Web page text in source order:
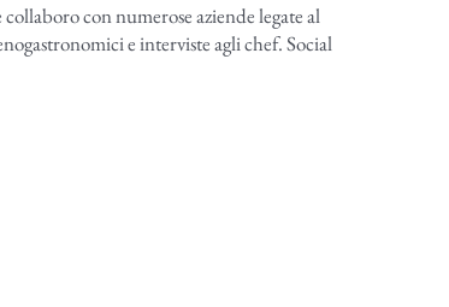
con numerose aziende legate al
e interviste agli chef. Social